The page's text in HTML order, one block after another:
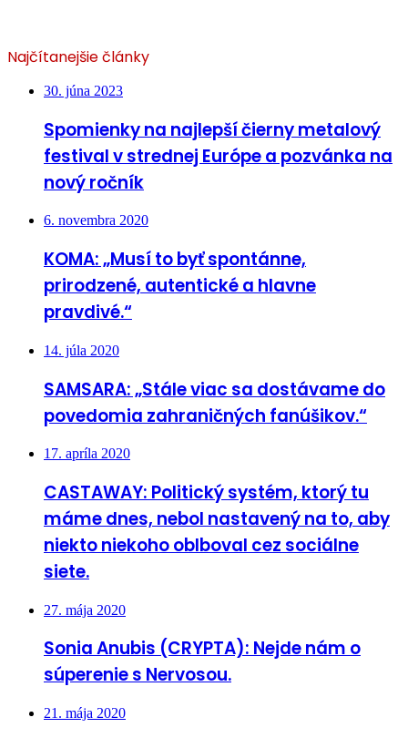
Najčítanejšie články
30. júna 2023
Spomienky na najlepší čierny metalový
festival v strednej Európe a pozvánka na
nový ročník
6. novembra 2020
KOMA: „Musí to byť spontánne,
prirodzené, autentické a hlavne
pravdivé.“
14. júla 2020
SAMSARA: „Stále viac sa dostávame do
povedomia zahraničných fanúšikov.“
17. apríla 2020
CASTAWAY: Politický systém, ktorý tu
máme dnes, nebol nastavený na to, aby
niekto niekoho oblboval cez sociálne
siete.
27. mája 2020
Sonia Anubis (CRYPTA): Nejde nám o
súperenie s Nervosou.
21. mája 2020